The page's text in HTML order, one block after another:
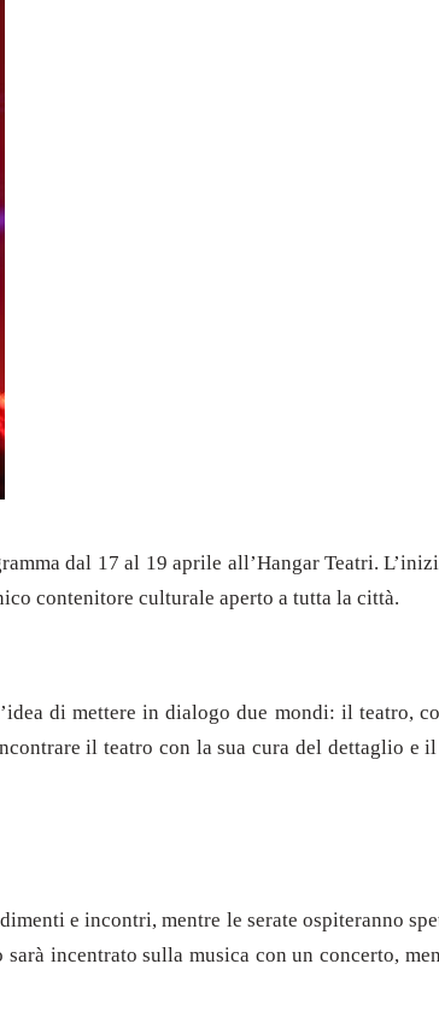
dal 17 al 19 aprile all’Hangar Teatri.
contenitore culturale aperto a tutta la città.
di mettere in dialogo due mondi: il teatro,
il teatro con la sua cura del dettaglio e
e incontri, mentre le serate ospiteranno
incentrato sulla musica con un concerto,